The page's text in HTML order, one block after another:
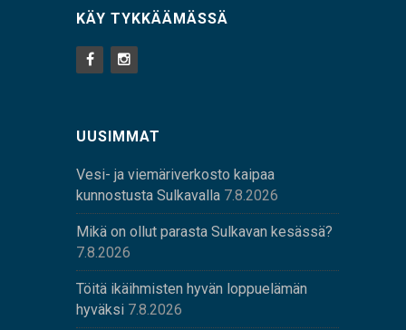
KÄY TYKKÄÄMÄSSÄ
UUSIMMAT
Vesi- ja viemäriverkosto kaipaa
kunnostusta Sulkavalla 7.8.2026
Mikä on ollut parasta Sulkavan kesässä?
7.8.2026
Töitä ikäihmisten hyvän loppuelämän
hyväksi 7.8.2026